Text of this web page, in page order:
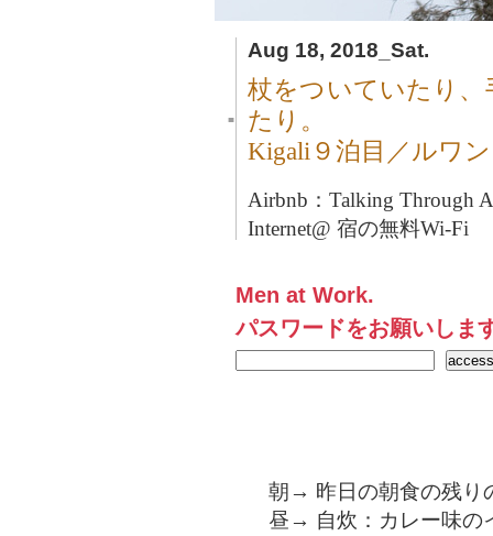
Aug 18, 2018_Sat.
■
杖をついていたり
たり。
Kigali９泊目／ルワ
Airbnb：Talking Through
Internet@ 宿の無料Wi-Fi
Men at Work.
パスワードをお願いしま
朝→ 昨日の朝食の残り
昼→ 自炊：カレー味の